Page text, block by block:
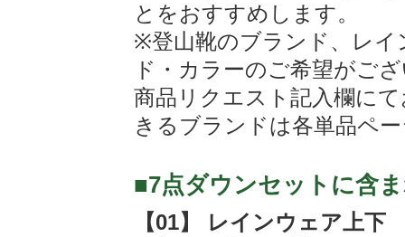
とをおすすめします。
※登山靴のブランド、レ
ド・カラーのご希望がご
商品リクエスト記入欄に
きるブランドは各単品ペ
■7点ダウンセットに含
【01】 レインウェア上